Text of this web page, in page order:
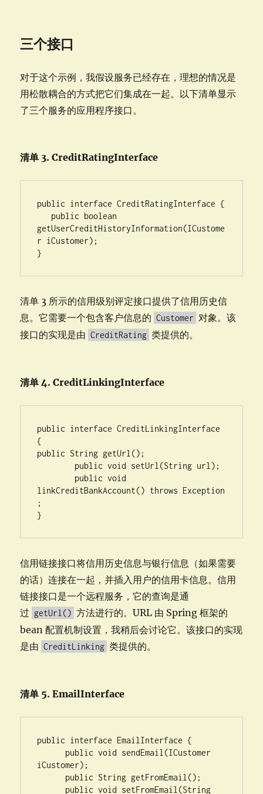
三个接口
对于这个示例，我假设服务已经存在，理想的情况是
用松散耦合的方式把它们集成在一起。以下清单显示
了三个服务的应用程序接口。
清单 3. CreditRatingInterface
public interface CreditRatingInterface {
getUserCreditHistoryInformation(ICustome
r iCustomer);
}
清单 3 所示的信用级别评定接口提供了信用历史信
息。它需要一个包含客户信息的 Customer 对象。该
接口的实现是由 CreditRating 类提供的。
清单 4. CreditLinkingInterface
public interface CreditLinkingInterface
{
public String getUrl();
linkCreditBankAccount() throws Exception
;
}
信用链接接口将信用历史信息与银行信息（如果需要
的话）连接在一起，并插入用户的信用卡信息。信用
链接接口是一个远程服务，它的查询是通
过 getUrl() 方法进行的。URL 由 Spring 框架的
bean 配置机制设置，我稍后会讨论它。该接口的实现
是由 CreditLinking 类提供的。
清单 5. EmailInterface
public interface EmailInterface {
iCustomer);